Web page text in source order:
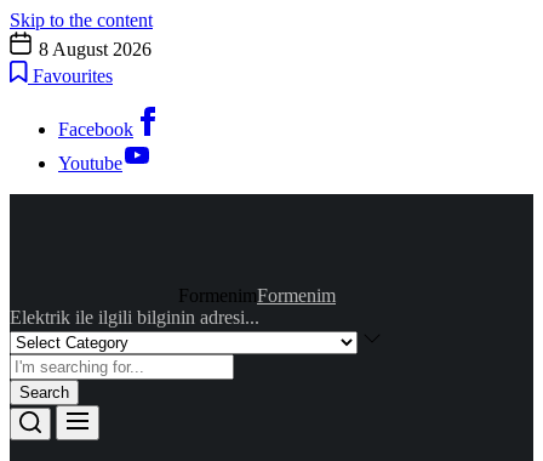
Skip to the content
8 August 2026
Favourites
Facebook
Youtube
FormenimFormenim
Elektrik ile ilgili bilginin adresi...
Search